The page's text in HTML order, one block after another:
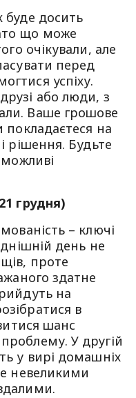
буде досить
що може
очікували, але
перед
успіху.
або люди, з
Ваше грошове
покладаєтеся на
рішення. Будьте
грудня)
– ключі
день не
проте
здатне
на
в
шанс
У другій
у вирі домашніх
невеликими